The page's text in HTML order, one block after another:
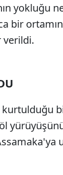
yokluğu
bir ortamın
verildi.
kurtulduğu